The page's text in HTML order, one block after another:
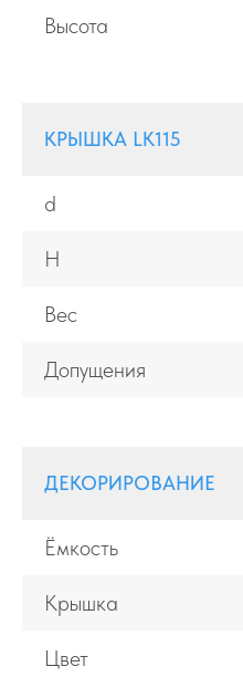
Высота
КРЫШКА LK115
d
H
Вес
Допущения
ДЕКОРИРОВАНИЕ
Ёмкость
Крышка
Цвет